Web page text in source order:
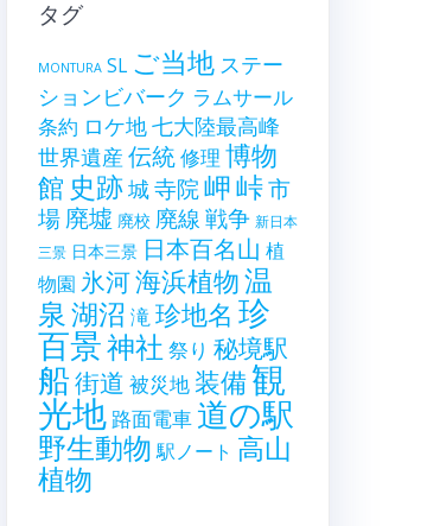
タグ
MONTURA SL ご当地 ステー
ションビバーク ラムサール
条約 ロケ地七大陸最高峰
世界遺産 伝統修理 博物
館 史跡城寺院岬峠市
場 廃墟 廃校 廃線戦争 新日本
三景 日本三景 日本百名山 植
物園 氷河海浜植物温
泉湖沼 滝珍地名 珍
百景神社 祭り 秘境駅
船街道 被災地装備観
光地 路面電車道の駅
野生動物 駅ノート 高山
植物